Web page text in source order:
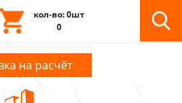
кол-во: 0шт
0
на расчёт